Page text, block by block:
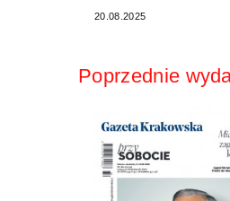
20.08.2025
Poprzednie